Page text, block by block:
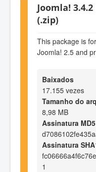
Joomla!
(.zip)
This package is
Joomla! 2.5 and
Baixados
17.155 vezes
Tamanho do
8,98 MB
Assinatura MD5
Assinatura
1